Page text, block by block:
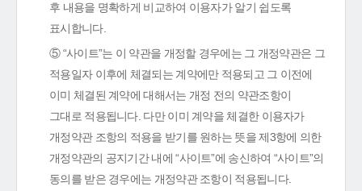
후 내용을 명확하게 비교하여 이용자가 알기 쉽도록
표시합니다.
⑤ “사이트”는 이 약관을 개정할 경우에는 그 개정약관은 그
적용일자 이후에 체결되는 계약에만 적용되고 그 이전에
이미 체결된 계약에 대해서는 개정 전의 약관조항이
그대로 적용됩니다. 다만 이미 계약을 체결한 이용자가
개정약관 조항의 적용을 받기를 원하는 뜻을 제3항에 의한
개정약관의 공지기간 내에 “사이트”에 송신하여 “사이트”의
동의를 받은 경우에는 개정약관 조항이 적용됩니다.